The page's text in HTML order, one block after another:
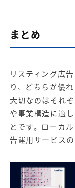
まとめ
リスティング広
り、どちらが優
大切なのはそれ
や事業構造に適
とです。 ローカ
告運用サービス